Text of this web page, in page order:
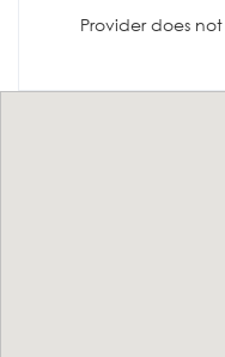
Provider does